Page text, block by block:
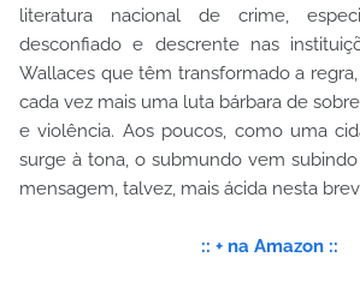
literatura nacional de crime,
desconfiado e descrente nas
Wallaces que têm transformado a
cada vez mais uma luta bárbara de
e violência. Aos poucos, como uma
surge à tona, o submundo vem
mensagem, talvez, mais ácida nesta
:: + na Amazon ::